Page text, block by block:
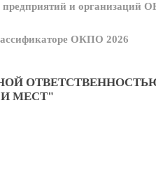
и организаций
ОКПО 2026
МЕСТ"